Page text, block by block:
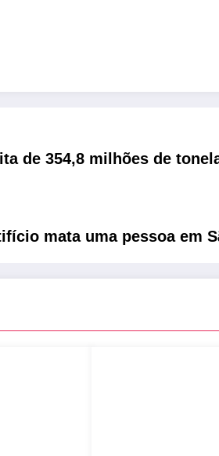
de 354,8 milhões de
mata uma pessoa em